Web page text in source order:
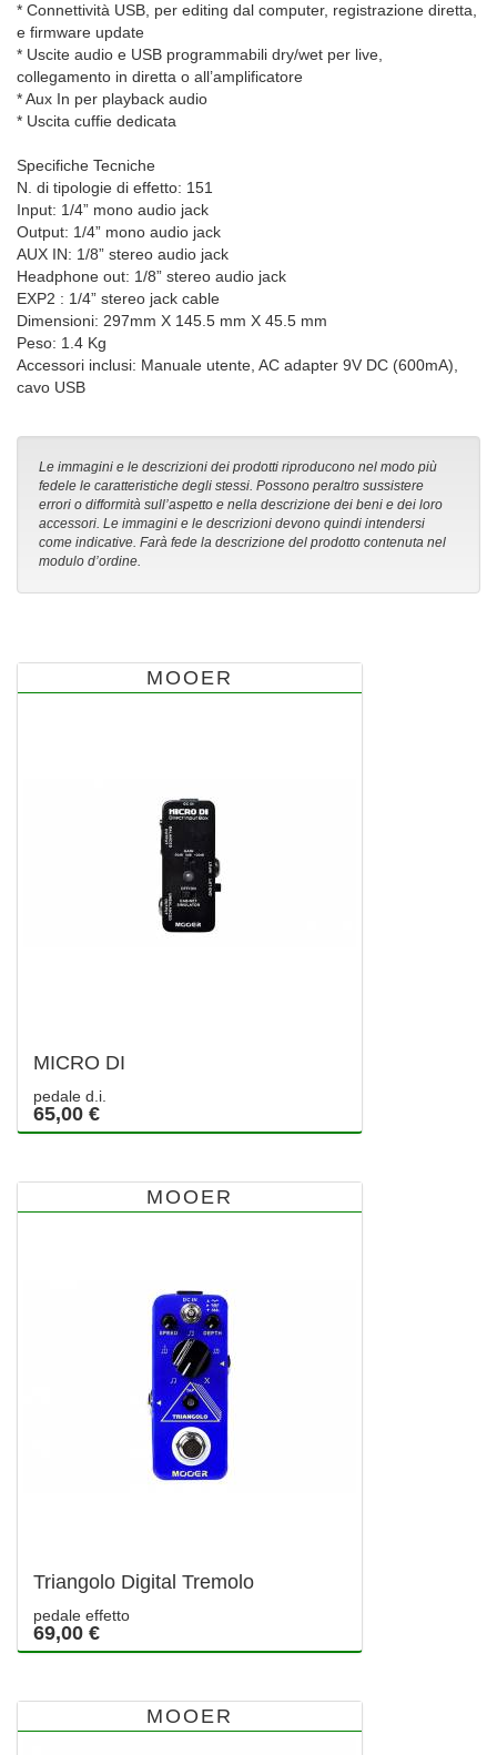
* Connettività USB, per editing dal computer, registrazione diretta,
e firmware update
* Uscite audio e USB programmabili dry/wet per live,
collegamento in diretta o all’amplificatore
* Aux In per playback audio
* Uscita cuffie dedicata
Specifiche Tecniche
N. di tipologie di effetto: 151
Input: 1/4” mono audio jack
Output: 1/4” mono audio jack
AUX IN: 1/8” stereo audio jack
Headphone out: 1/8” stereo audio jack
EXP2 : 1/4” stereo jack cable
Dimensioni: 297mm X 145.5 mm X 45.5 mm
Peso: 1.4 Kg
Accessori inclusi: Manuale utente, AC adapter 9V DC (600mA),
cavo USB
Le immagini e le descrizioni dei prodotti riproducono nel modo più
fedele le caratteristiche degli stessi. Possono peraltro sussistere
errori o difformità sull’aspetto e nella descrizione dei beni e dei loro
accessori. Le immagini e le descrizioni devono quindi intendersi
come indicative. Farà fede la descrizione del prodotto contenuta nel
modulo d’ordine.
MOOER
MICRO DI
pedale d.i.
65,00 €
MOOER
Triangolo Digital Tremolo
pedale effetto
69,00 €
MOOER